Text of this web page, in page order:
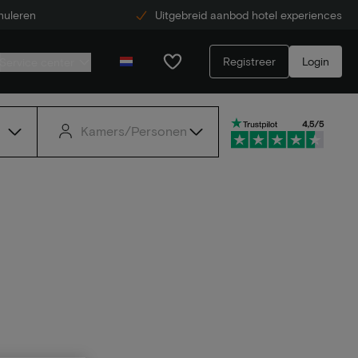
Uitgebreid aanbod hotel experiences
Registreer Login
Kamers/Personen